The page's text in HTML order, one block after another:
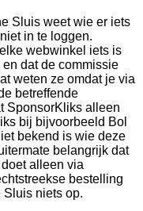
Sluis weet wie er iets
in te loggen.
webwinkel iets is
dat de commissie
weten ze omdat je via
betreffende
SponsorKliks alleen
bij bijvoorbeeld Bol
bekend is wie deze
belangrijk dat
alleen via
bestelling
niets op.